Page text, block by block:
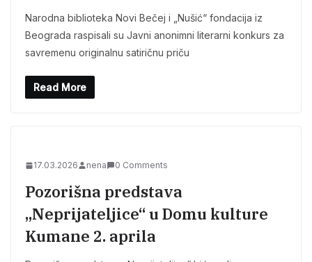
Narodna biblioteka Novi Bečej i „Nušić“ fondacija iz
Beograda raspisali su Javni anonimni literarni konkurs za
savremenu originalnu satiričnu priču
Read More
17.03.2026 nena 0 Comments
Pozorišna predstava
„Neprijateljice“ u Domu kulture
Kumane 2. aprila